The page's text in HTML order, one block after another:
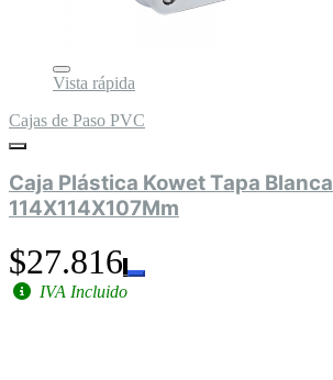
Vista rápida
Cajas de Paso PVC
Caja Plástica Kowet Tapa Blanca
114X114X107Mm
$27.816
IVA Incluido